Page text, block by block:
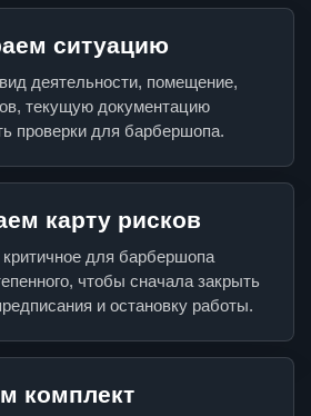
ситуацию
деятельности, помещение,
текущую документацию
проверки для барбершопа.
карту рисков
для барбершопа
чтобы сначала закрыть
и остановку работы.
комплект